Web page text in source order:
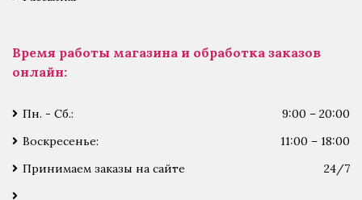
Время работы магазина и обработка заказов
онлайн:
Пн. - Сб.:
9:00 – 20:00
Воскресенье:
11:00 – 18:00
Принимаем заказы на сайте
24/7